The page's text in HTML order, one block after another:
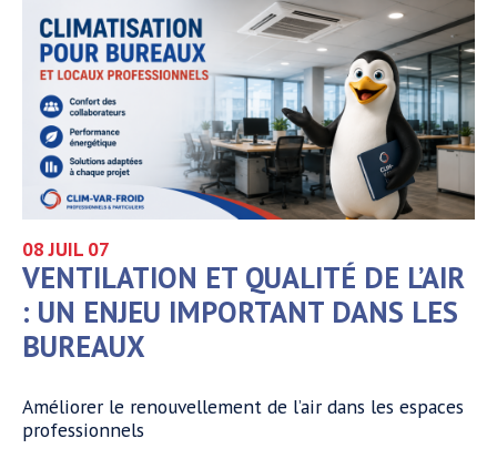
08 JUIL 07
VENTILATION ET QUALITÉ DE L’AIR
: UN ENJEU IMPORTANT DANS LES
BUREAUX
Améliorer le renouvellement de l’air dans les espaces
professionnels